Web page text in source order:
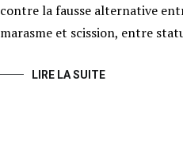
contre la fausse alternative
marasme et scission, entre
LIRE LA SUITE